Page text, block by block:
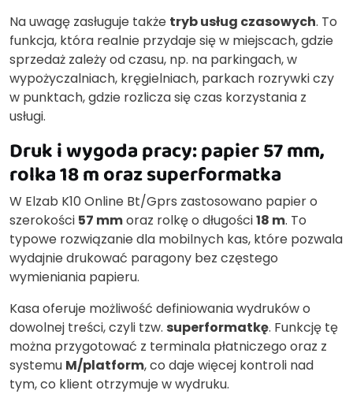
Na uwagę zasługuje także tryb usług czasowych. To
funkcja, która realnie przydaje się w miejscach, gdzie
sprzedaż zależy od czasu, np. na parkingach, w
wypożyczalniach, kręgielniach, parkach rozrywki czy
w punktach, gdzie rozlicza się czas korzystania z
usługi.
Druk i wygoda pracy: papier 57 mm,
rolka 18 m oraz superformatka
W Elzab K10 Online Bt/Gprs zastosowano papier o
szerokości 57 mmoraz rolkę o długości18 m. To
typowe rozwiązanie dla mobilnych kas, które pozwala
wydajnie drukować paragony bez częstego
wymieniania papieru.
Kasa oferuje możliwość definiowania wydruków o
dowolnej treści, czyli tzw. superformatkę. Funkcję tę
można przygotować z terminala płatniczego oraz z
systemu M/platform, co daje więcej kontroli nad
tym, co klient otrzymuje w wydruku.